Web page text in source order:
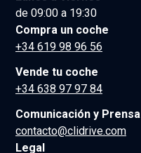
de 09:00 a 19:30
Compra un coche
+34 619 98 96 56
Vende tu coche
+34 638 97 97 84
Comunicación y Prensa
contacto@clidrive.com
Legal